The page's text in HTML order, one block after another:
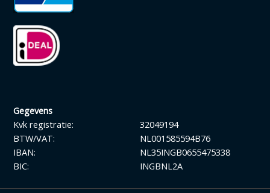
Gegevens
Kvk registratie:
BTW/VAT:
IBAN:
BIC:
32049194
NL001585594B76
NL35INGB0655475338
INGBNL2A